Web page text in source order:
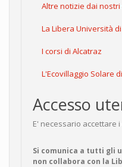
Altre notizie dai nostri
La Libera Università
I corsi di Alcatraz
L'Ecovillaggio Solare
Accesso
E' necessario accettare
Si comunica a tutti gli
non collabora con la